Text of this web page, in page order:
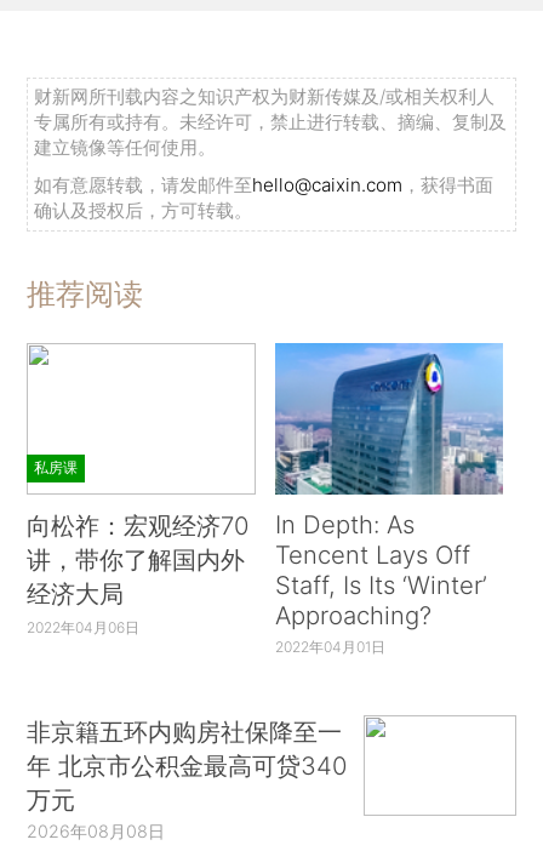
财新网所刊载内容之知识产权为财新传媒及/或相关权利人
专属所有或持有。未经许可，禁止进行转载、摘编、复制及
建立镜像等任何使用。
如有意愿转载，请发邮件至hello@caixin.com ，获得书面
确认及授权后，方可转载。
推荐阅读
私房课
向松祚：宏观经济70
讲，带你了解国内外
经济大局
2022年04月06日
In Depth: As
Tencent Lays Off
Staff, Is Its ‘Winter’
Approaching?
2022年04月01日
非京籍五环内购房社保降至一
年 北京市公积金最高可贷340
万元
2026年08月08日